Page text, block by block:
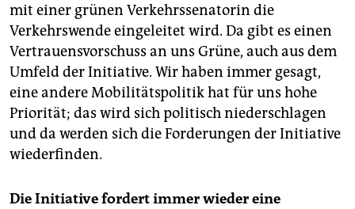
mit einer grünen Verkehrssenatorin die
Verkehrswende eingeleitet wird. Da gibt es einen
Vertrauensvorschuss an uns Grüne, auch aus dem
Umfeld der Initiative. Wir haben immer gesagt,
eine andere Mobilitätspolitik hat für uns hohe
Priorität; das wird sich politisch niederschlagen
und da werden sich die Forderungen der Initiative
wiederfinden.
Die Initiative fordert immer wieder eine